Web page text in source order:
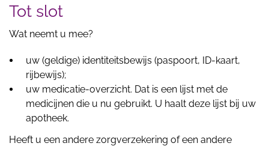
Tot slot
Wat neemt u mee?
uw (geldige) identiteitsbewijs (paspoort, ID-kaart,
rijbewijs);
uw medicatie-overzicht. Dat is een lijst met de
medicijnen die u nu gebruikt. U haalt deze lijst bij uw
apotheek.
Heeft u een andere zorgverzekering of een andere